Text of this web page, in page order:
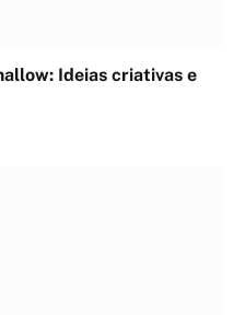
Ideias criativas e